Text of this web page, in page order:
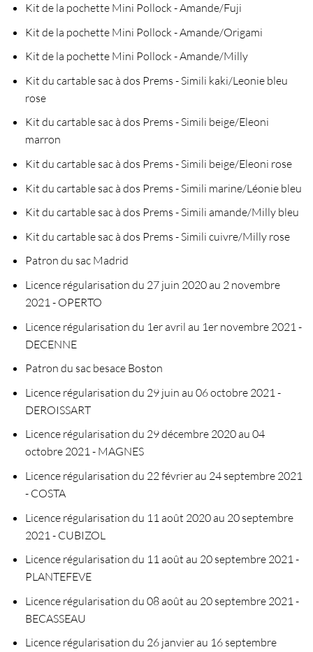
Kit de la pochette Mini Pollock - Amande/Fuji
Kit de la pochette Mini Pollock - Amande/Origami
Kit de la pochette Mini Pollock - Amande/Milly
Kit du cartable sac à dos Prems - Simili kaki/Leonie bleu
rose
Kit du cartable sac à dos Prems - Simili beige/Eleoni
marron
Kit du cartable sac à dos Prems - Simili beige/Eleoni rose
Kit du cartable sac à dos Prems - Simili marine/Léonie bleu
Kit du cartable sac à dos Prems - Simili amande/Milly bleu
Kit du cartable sac à dos Prems - Simili cuivre/Milly rose
Patron du sac Madrid
Licence régularisation du 27 juin 2020 au 2 novembre
2021 - OPERTO
Licence régularisation du 1er avril au 1er novembre 2021 -
DECENNE
Patron du sac besace Boston
Licence régularisation du 29 juin au 06 octobre 2021 -
DEROISSART
Licence régularisation du 29 décembre 2020 au 04
octobre 2021 - MAGNES
Licence régularisation du 22 février au 24 septembre 2021
- COSTA
Licence régularisation du 11 août 2020 au 20 septembre
2021 - CUBIZOL
Licence régularisation du 11 août au 20 septembre 2021 -
PLANTEFEVE
Licence régularisation du 08 août au 20 septembre 2021 -
BECASSEAU
Licence régularisation du 26 janvier au 16 septembre